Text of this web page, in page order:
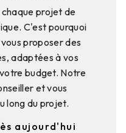
projet de
C'est pourquoi
proposer des
adaptées à vos
budget. Notre
et vous
long du projet.
aujourd'hui